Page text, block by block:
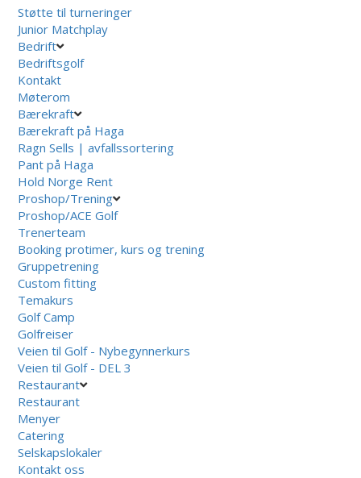
Støtte til turneringer
Junior Matchplay
Bedrift
Bedriftsgolf
Kontakt
Møterom
Bærekraft
Bærekraft på Haga
Ragn Sells | avfallssortering
Pant på Haga
Hold Norge Rent
Proshop/Trening
Proshop/ACE Golf
Trenerteam
Booking protimer, kurs og trening
Gruppetrening
Custom fitting
Temakurs
Golf Camp
Golfreiser
Veien til Golf - Nybegynnerkurs
Veien til Golf - DEL 3
Restaurant
Restaurant
Menyer
Catering
Selskapslokaler
Kontakt oss